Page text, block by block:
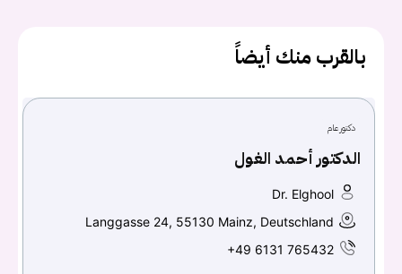
Don't have an account?
Continue withFacebook
Google
بالقرب منك أيضاً
دكتور عام
الدكتور أحمد الغول
Dr. Elghool
Langgasse 24, 55130 Mainz, Deutschland
+49 6131 765432